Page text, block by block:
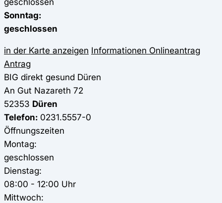
Sonntag:
geschlossen
in der Karte anzeigen Informationen Onlineantrag
Antrag
BIG direkt gesund Düren
An Gut Nazareth 72
52353 Düren
Telefon: 0231.5557-0
Öffnungszeiten
Montag:
geschlossen
Dienstag:
08:00 - 12:00 Uhr
Mittwoch: